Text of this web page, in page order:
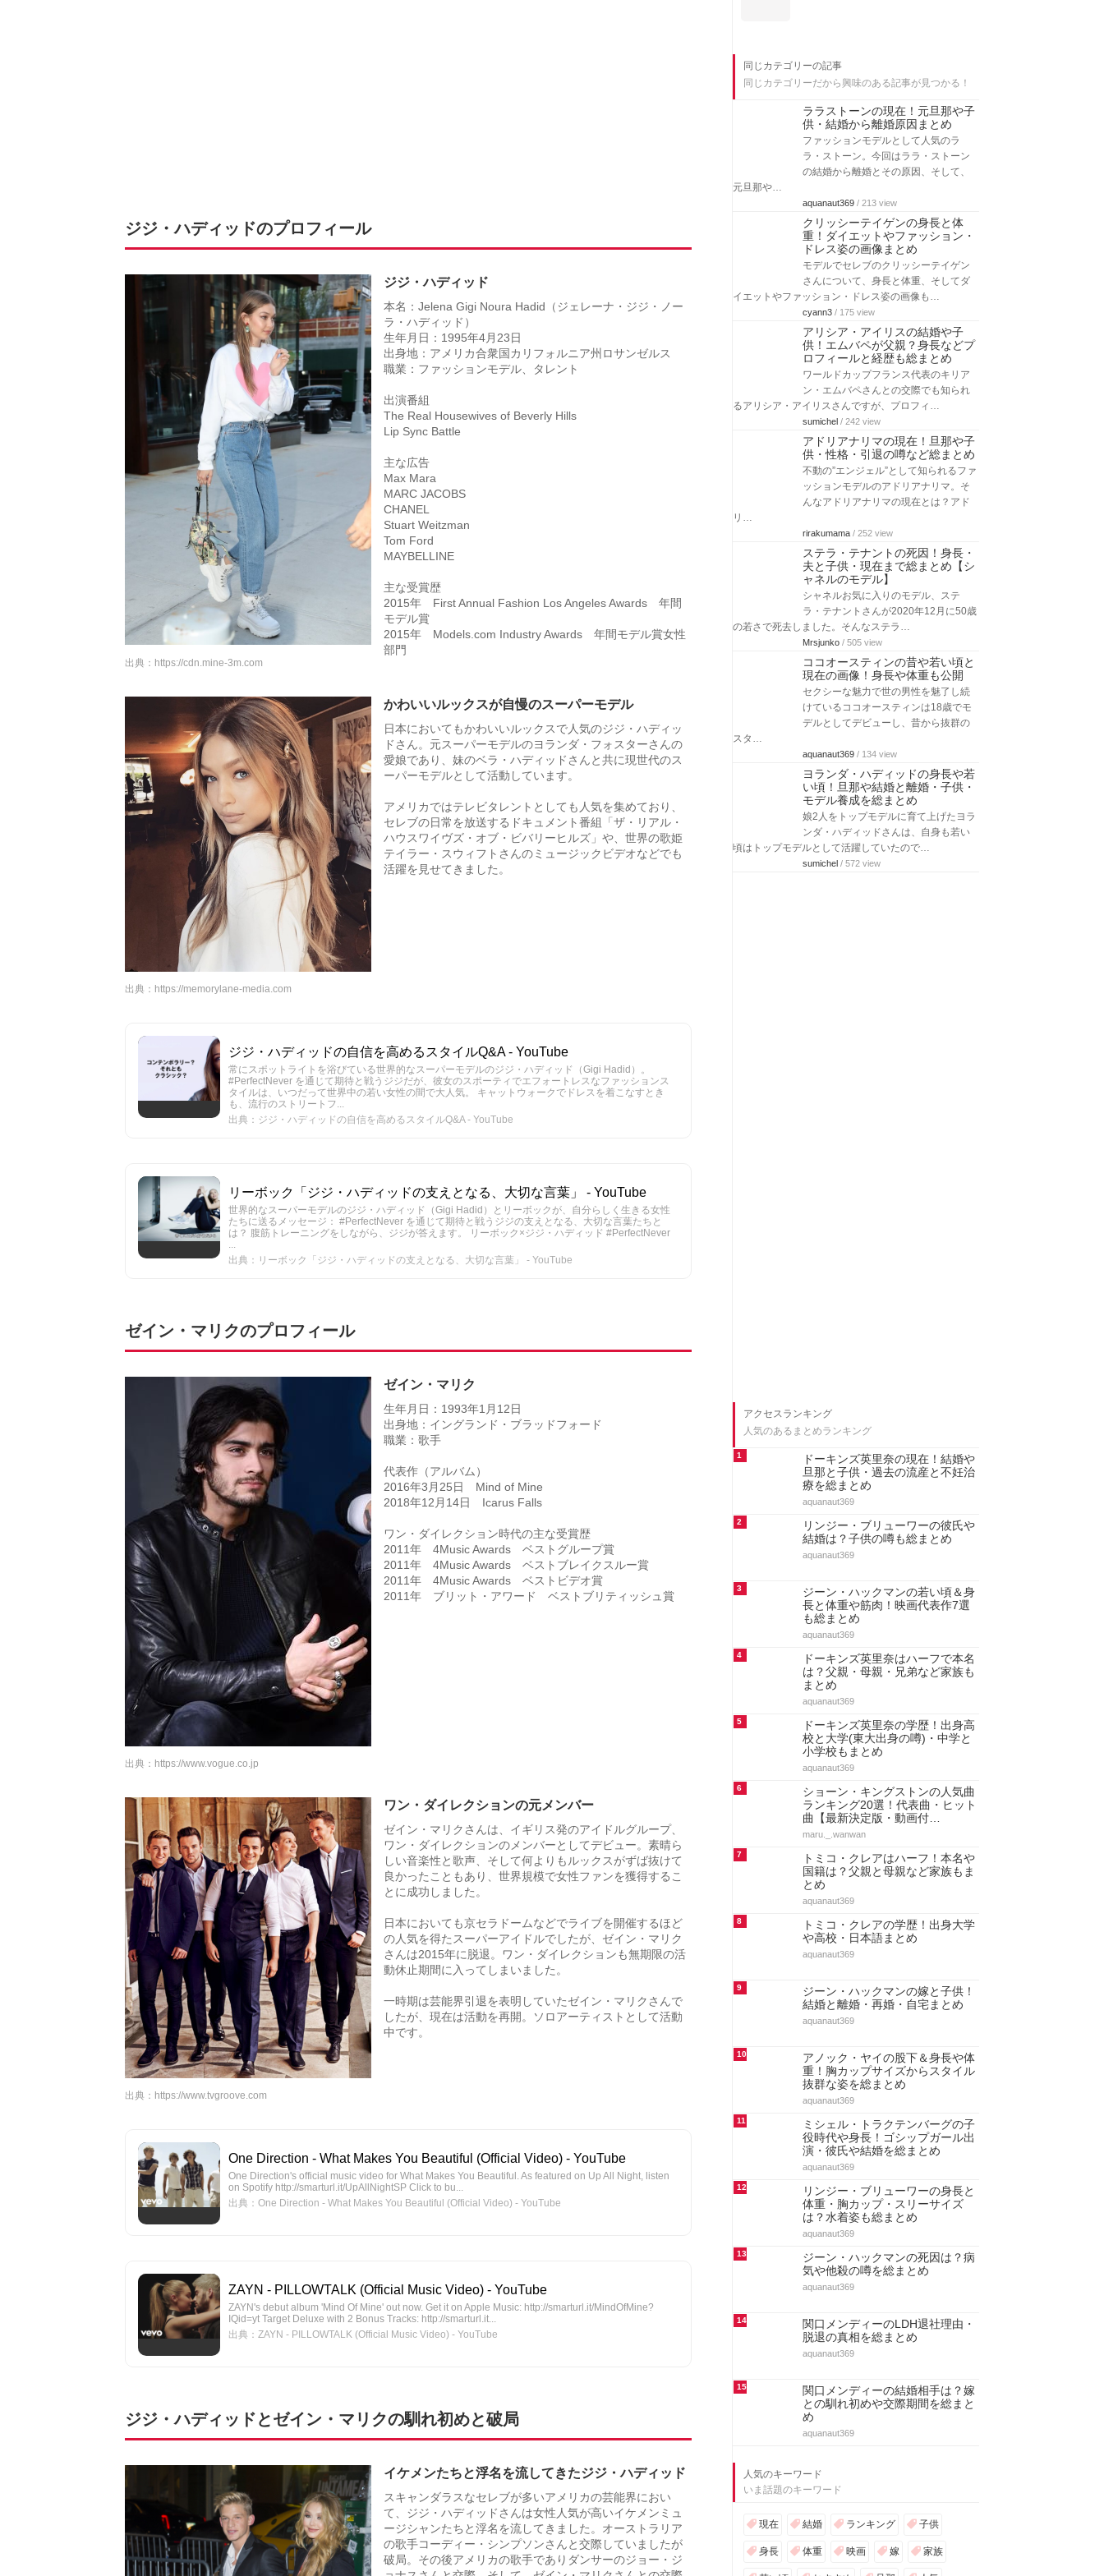
ジジ・ハディッドのプロフィール
ジジ・ハディッド
本名：Jelena Gigi Noura Hadid（ジェレーナ・ジジ・ノー
ラ・ハディッド）
生年月日：1995年4月23日
出身地：アメリカ合衆国カリフォルニア州ロサンゼルス
職業：ファッションモデル、タレント
出演番組
The Real Housewives of Beverly Hills
Lip Sync Battle
主な広告
Max Mara
MARC JACOBS
CHANEL
Stuart Weitzman
Tom Ford
MAYBELLINE
主な受賞歴
2015年 First Annual Fashion Los Angeles Awards 年間
モデル賞
2015年 Models.com Industry Awards 年間モデル賞女性
部門
出典： https://cdn.mine-3m.com
かわいいルックスが自慢のスーパーモデル
日本においてもかわいいルックスで人気のジジ・ハディッ
ドさん。元スーパーモデルのヨランダ・フォスターさんの
愛娘であり、妹のベラ・ハディッドさんと共に現世代のス
ーパーモデルとして活動しています。
アメリカではテレビタレントとしても人気を集めており、
セレブの日常を放送するドキュメント番組「ザ・リアル・
ハウスワイヴズ・オブ・ビバリーヒルズ」や、世界の歌姫
テイラー・スウィフトさんのミュージックビデオなどでも
活躍を見せてきました。
出典： https://memorylane-media.com
ジジ・ハディッドの自信を高めるスタイルQ&A - YouTube
常にスポットライトを浴びている世界的なスーパーモデルのジジ・ハディッド（Gigi Hadid）。
#PerfectNever を通じて期待と戦うジジだが、彼女のスポーティでエフォートレスなファッションス
タイルは、いつだって世界中の若い女性の間で大人気。 キャットウォークでドレスを着こなすとき
も、流行のストリートフ...
出典：ジジ・ハディッドの自信を高めるスタイルQ&A - YouTube
リーボック「ジジ・ハディッドの支えとなる、大切な言葉」 - YouTube
世界的なスーパーモデルのジジ・ハディッド（Gigi Hadid）とリーボックが、自分らしく生きる女性
たちに送るメッセージ： #PerfectNever を通じて期待と戦うジジの支えとなる、大切な言葉たちと
は？ 腹筋トレーニングをしながら、ジジが答えます。 リーボック×ジジ・ハディッド #PerfectNever
...
出典：リーボック「ジジ・ハディッドの支えとなる、大切な言葉」 - YouTube
ゼイン・マリクのプロフィール
ゼイン・マリク
生年月日：1993年1月12日
出身地：イングランド・ブラッドフォード
職業：歌手
代表作（アルバム）
2016年3月25日 Mind of Mine
2018年12月14日 Icarus Falls
ワン・ダイレクション時代の主な受賞歴
2011年 4Music Awards ベストグループ賞
2011年 4Music Awards ベストブレイクスルー賞
2011年 4Music Awards ベストビデオ賞
2011年 ブリット・アワード ベストブリティッシュ賞
出典： https://www.vogue.co.jp
ワン・ダイレクションの元メンバー
ゼイン・マリクさんは、イギリス発のアイドルグループ、
ワン・ダイレクションのメンバーとしてデビュー。素晴ら
しい音楽性と歌声、そして何よりもルックスがずば抜けて
良かったこともあり、世界規模で女性ファンを獲得するこ
とに成功しました。
日本においても京セラドームなどでライブを開催するほど
の人気を得たスーパーアイドルでしたが、ゼイン・マリク
さんは2015年に脱退。ワン・ダイレクションも無期限の活
動休止期間に入ってしまいました。
一時期は芸能界引退を表明していたゼイン・マリクさんで
したが、現在は活動を再開。ソロアーティストとして活動
中です。
出典： https://www.tvgroove.com
One Direction - What Makes You Beautiful (Official Video) - YouTube
One Direction's official music video for What Makes You Beautiful. As featured on Up All Night, listen
on Spotify http://smarturl.it/UpAllNightSP Click to bu...
出典：One Direction - What Makes You Beautiful (Official Video) - YouTube
ZAYN - PILLOWTALK (Official Music Video) - YouTube
ZAYN's debut album 'Mind Of Mine' out now. Get it on Apple Music: http://smarturl.it/MindOfMine?
IQid=yt Target Deluxe with 2 Bonus Tracks: http://smarturl.it...
出典：ZAYN - PILLOWTALK (Official Music Video) - YouTube
ジジ・ハディッドとゼイン・マリクの馴れ初めと破局
イケメンたちと浮名を流してきたジジ・ハディッド
スキャンダラスなセレブが多いアメリカの芸能界におい
て、ジジ・ハディッドさんは女性人気が高いイケメンミュ
ージシャンたちと浮名を流してきました。オーストラリア
の歌手コーディー・シンプソンさんと交際していましたが
破局。その後アメリカの歌手でありダンサーのジョー・ジ
同じカテゴリーの記事
同じカテゴリーだから興味のある記事が見つかる！
ララストーンの現在！元旦那や子
供・結婚から離婚原因まとめ
ファッションモデルとして人気のラ
ラ・ストーン。今回はララ・ストーン
の結婚から離婚とその原因、そして、
クリッシーテイゲンの身長と体
重！ダイエットやファッション・
ドレス姿の画像まとめ
モデルでセレブのクリッシーテイゲン
アリシア・アイリスの結婚や子
供！エムバペが父親？身長などプ
ロフィールと経歴も総まとめ
ワールドカップフランス代表のキリア
ン・エムバペさんとの交際でも知られ
アドリアナリマの現在！旦那や子
供・性格・引退の噂など総まとめ
不動の”エンジェル”として知られるファ
ッションモデルのアドリアナリマ。そ
ステラ・テナントの死因！身長・
夫と子供・現在まで総まとめ【シ
ャネルのモデル】
シャネルお気に入りのモデル、ステ
ラ・テナントさんが2020年12月に50歳
人気のあるまとめランキング
ドーキンズ英里奈の現在！結婚や
旦那と子供・過去の流産と不妊治
aquanaut369
リンジー・ブリューワーの彼氏や
結婚は？子供の噂も総まとめ
ジーン・ハックマンの若い頃＆身
長と体重や筋肉！映画代表作7選
aquanaut369
ドーキンズ英里奈はハーフで本名
は？父親・母親・兄弟など家族も
aquanaut369
ドーキンズ英里奈の学歴！出身高
aquanaut369
ショーン・キングストンの人気曲
maru._.wanwan
トミコ・クレアはハーフ！本名や
国籍は？父親と母親など家族もま
aquanaut369
トミコ・クレアの学歴！出身大学
や高校・日本語まとめ
ジーン・ハックマンの嫁と子供！
結婚と離婚・再婚・自宅まとめ
アノック・ヤイの股下＆身長や体
aquanaut369
ミシェル・トラクテンバーグの子
aquanaut369
リンジー・ブリューワーの身長と
体重・胸カップ・スリーサイズ
ジーン・ハックマンの死因は？病
aquanaut369
関口メンディーのLDH退社理由・